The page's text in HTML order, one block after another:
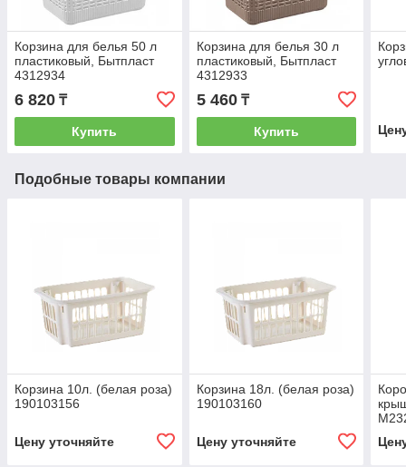
Корзина для белья 50 л
пластиковый, Бытпласт
4312934
6 820 ₸
Купить
Корзина для белья 30 л
пластиковый, Бытпласт
4312933
5 460₸
Купить
Подобные товары компании
Корзина 10л. (белая роза)
190103156
Цену уточняйте
Корзина 18л. (белая роза)
190103160
Цену уточняйте